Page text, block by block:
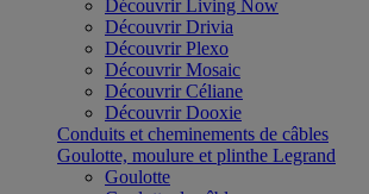
Découvrir Living Now
Découvrir Drivia
Découvrir Plexo
Découvrir Mosaic
Découvrir Céliane
Découvrir Dooxie
Conduits et cheminements de câbles
Goulotte, moulure et plinthe Legrand
Goulotte